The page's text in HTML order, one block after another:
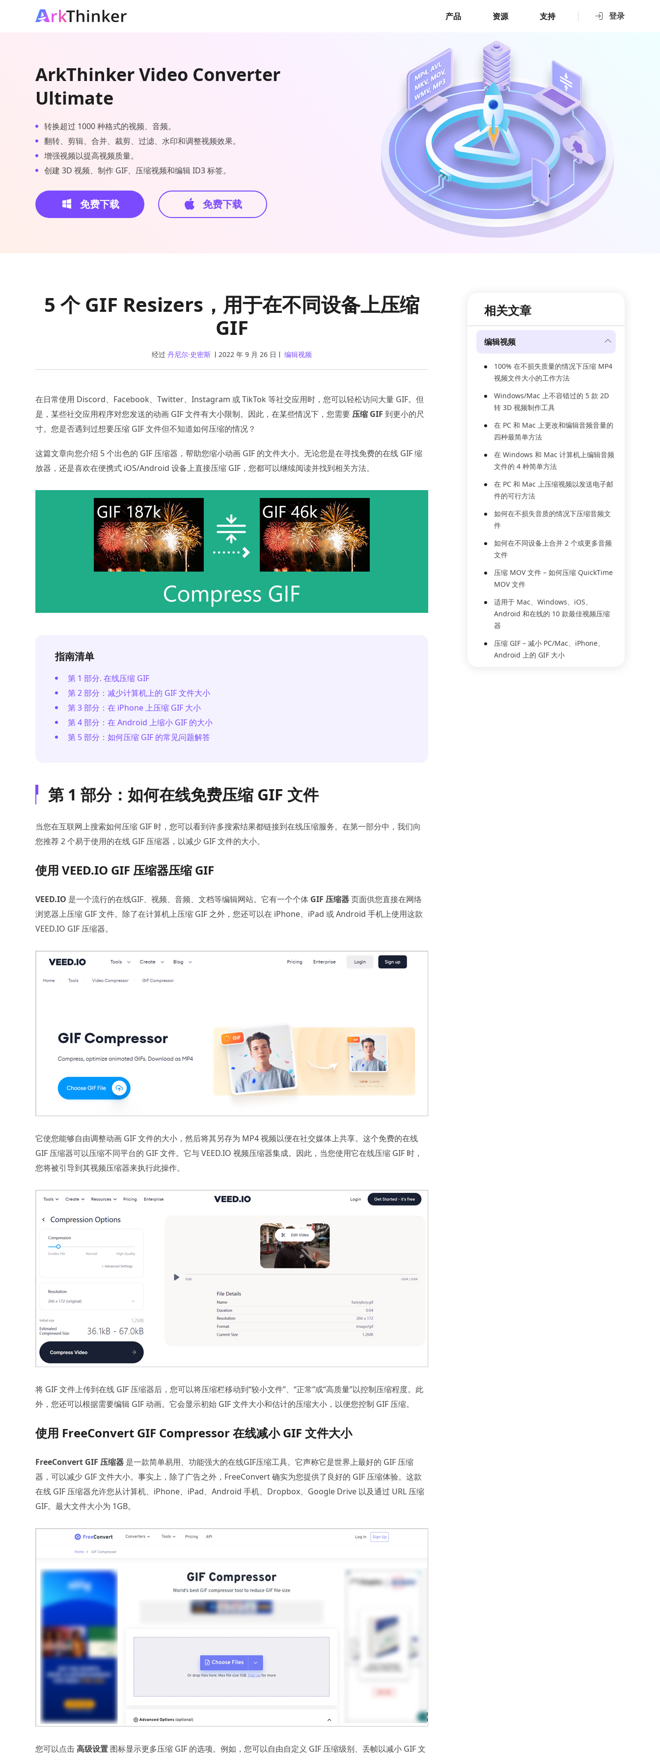
登录
产品 资源 支持
ArkThinker Video Converter
Ultimate
转换超过 1000 种格式的视频、音频。
翻转、剪辑、合并、裁剪、过滤、水印和调整视频效果。
增强视频以提高视频质量。
创建 3D 视频、制作 GIF、压缩视频和编辑 ID3 标签。
免费下载 免费下载
5 个 GIF Resizers，用于在不同设备上压缩
GIF
经过 丹尼尔·史密斯 2022 年 9 月 26 日 编辑视频
在日常使用 Discord、Facebook、Twitter、Instagram 或 TikTok 等社交应用时，您可以轻松访问大量 GIF。但
是，某些社交应用程序对您发送的动画 GIF 文件有大小限制。因此，在某些情况下，您需要 压缩 GIF 到更小的尺
寸。您是否遇到过想要压缩 GIF 文件但不知道如何压缩的情况？
这篇文章向您介绍 5 个出色的 GIF 压缩器，帮助您缩小动画 GIF 的文件大小。无论您是在寻找免费的在线 GIF 缩
放器，还是喜欢在便携式 iOS/Android 设备上直接压缩 GIF，您都可以继续阅读并找到相关方法。
指南清单
第 1 部分. 在线压缩 GIF
第 2 部分：减少计算机上的 GIF 文件大小
第 3 部分：在 iPhone 上压缩 GIF 大小
第 4 部分：在 Android 上缩小 GIF 的大小
第 5 部分：如何压缩 GIF 的常见问题解答
第 1 部分：如何在线免费压缩 GIF 文件
当您在互联网上搜索如何压缩 GIF 时，您可以看到许多搜索结果都链接到在线压缩服务。在第一部分中，我们向
您推荐 2 个易于使用的在线 GIF 压缩器，以减少 GIF 文件的大小。
使用 VEED.IO GIF 压缩器压缩 GIF
VEED.IO 是一个流行的在线GIF、视频、音频、文档等编辑网站。它有一个个体 GIF 压缩器页面供您直接在网络
浏览器上压缩 GIF 文件。除了在计算机上压缩 GIF 之外，您还可以在 iPhone、iPad 或 Android 手机上使用这款
VEED.IO GIF 压缩器。
它使您能够自由调整动画 GIF 文件的大小，然后将其另存为 MP4 视频以便在社交媒体上共享。这个免费的在线
GIF 压缩器可以压缩不同平台的 GIF 文件。它与 VEED.IO 视频压缩器集成。因此，当您使用它在线压缩 GIF 时，
您将被引导到其视频压缩器来执行此操作。
将 GIF 文件上传到在线 GIF 压缩器后，您可以将压缩栏移动到“较小文件”、“正常”或“高质量”以控制压缩程度。此
外，您还可以根据需要编辑 GIF 动画。它会显示初始 GIF 文件大小和估计的压缩大小，以便您控制 GIF 压缩。
使用 FreeConvert GIF Compressor 在线减小 GIF 文件大小
FreeConvert GIF 压缩器 是一款简单易用、功能强大的在线GIF压缩工具。它声称它是世界上最好的 GIF 压缩
器，可以减少 GIF 文件大小。事实上，除了广告之外，FreeConvert 确实为您提供了良好的 GIF 压缩体验。这款
在线 GIF 压缩器允许您从计算机、iPhone、iPad、Android 手机、Dropbox、Google Drive 以及通过 URL 压缩
GIF。最大文件大小为 1GB。
您可以点击高级设置 图标显示更多压缩 GIF 的选项。例如，您可以自由自定义 GIF 压缩级别、丢帧以减小 GIF 文
相关文章
编辑视频
100% 在不损失质量的情况下压缩 MP4
视频文件大小的工作方法
Windows/Mac 上不容错过的 5 款 2D
转 3D 视频制作工具
在 PC 和 Mac 上更改和编辑音频音量的
四种最简单方法
在 Windows 和 Mac 计算机上编辑音频
文件的 4 种简单方法
在 PC 和 Mac 上压缩视频以发送电子邮
件的可行方法
如何在不损失音质的情况下压缩音频文
件
如何在不同设备上合并 2 个或更多音频
文件
压缩 MOV 文件 – 如何压缩 QuickTime
MOV 文件
适用于 Mac、Windows、iOS、
Android 和在线的 10 款最佳视频压缩
器
压缩 GIF – 减小 PC/Mac、iPhone、
Android 上的 GIF 大小